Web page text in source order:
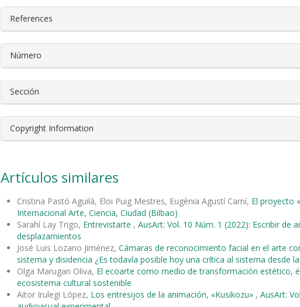
References
Número
Sección
Copyright Information
Artículos similares
Cristina Pastó Aguilà, Eloi Puig Mestres, Eugènia Agustí Camí, El proyecto
Internacional Arte, Ciencia, Ciudad (Bilbao)
Sarahí Lay Trigo, Entrevistarte , AusArt: Vol. 10 Núm. 1 (2022): Escribir de
desplazamientos
José Luis Lozano Jiménez, Cámaras de reconocimiento facial en el arte
sistema y disidencia ¿Es todavía posible hoy una crítica al sistema desde
Olga Marugan Oliva, El ecoarte como medio de transformación estético,
ecosistema cultural sostenible
Aitor Irulegi López, Los entresijos de la animación, «Kusikozu» , AusArt: